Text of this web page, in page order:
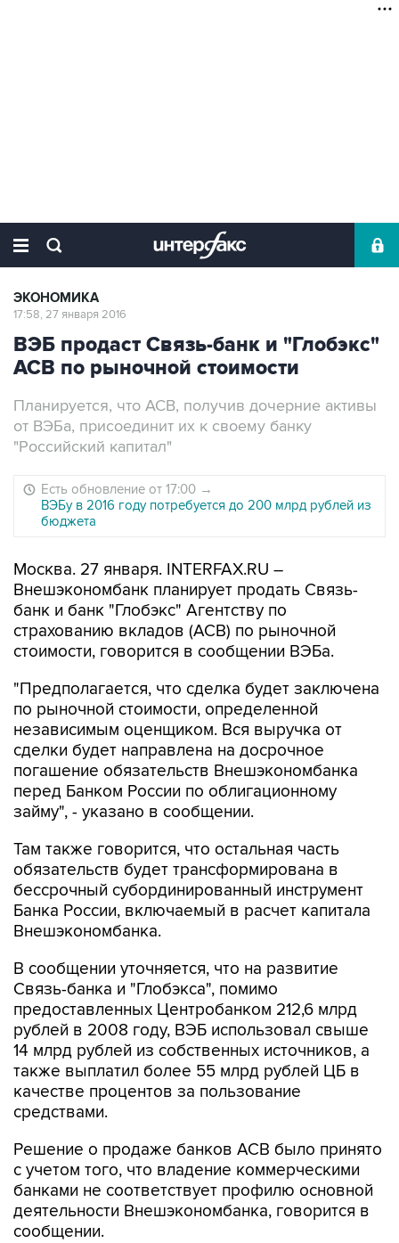
ЭКОНОМИКА
17:58, 27 января 2016
ВЭБ продаст Связь-банк и "Глобэкс"
АСВ по рыночной стоимости
Планируется, что АСВ, получив дочерние активы
от ВЭБа, присоединит их к своему банку
"Российский капитал"
Есть обновление от 17:00 →
ВЭБу в 2016 году потребуется до 200 млрд рублей из
бюджета
Москва. 27 января. INTERFAX.RU –
Внешэкономбанк планирует продать Связь-
банк и банк "Глобэкс" Агентству по
страхованию вкладов (АСВ) по рыночной
стоимости, говорится в сообщении ВЭБа.
"Предполагается, что сделка будет заключена
по рыночной стоимости, определенной
независимым оценщиком. Вся выручка от
сделки будет направлена на досрочное
погашение обязательств Внешэкономбанка
перед Банком России по облигационному
займу", - указано в сообщении.
Там также говорится, что остальная часть
обязательств будет трансформирована в
бессрочный субординированный инструмент
Банка России, включаемый в расчет капитала
Внешэкономбанка.
В сообщении уточняется, что на развитие
Связь-банка и "Глобэкса", помимо
предоставленных Центробанком 212,6 млрд
рублей в 2008 году, ВЭБ использовал свыше
14 млрд рублей из собственных источников, а
также выплатил более 55 млрд рублей ЦБ в
качестве процентов за пользование
средствами.
Решение о продаже банков АСВ было принято
с учетом того, что владение коммерческими
банками не соответствует профилю основной
деятельности Внешэкономбанка, говорится в
сообщении.